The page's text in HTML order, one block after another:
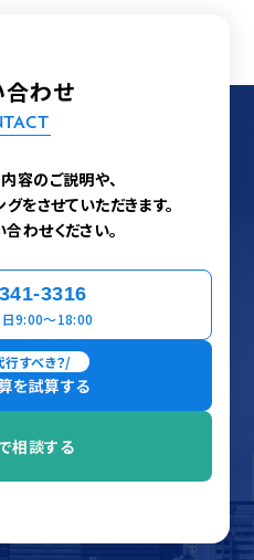
合わせ
容のご説明や、
をさせていただきます。
わせください。
3316
9:00〜18:00
すべき？/
を試算する
相談する